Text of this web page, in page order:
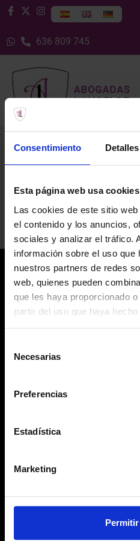
Consentimiento Detalles
Esta página web usa cookies
Las cookies de este sitio
el contenido y los anuncios,
sociales y analizar el tráfico.
información sobre el uso que
nuestros partners de redes
web, quienes pueden
que les haya proporcionado
partir del uso que haya
Necesarias
Preferencias
Estadística
Marketing
636 809 745
Sin categoría
636 809 745
ABOGADAS LANCELOT®
Áreas de Práctica